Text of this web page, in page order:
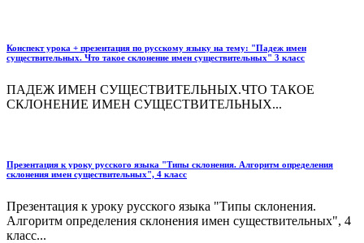
Конспект урока + презентация по русскому языку на тему: "Падеж имен
существительных. Что такое склонение имен существительных" 3 класс
ПАДЕЖ ИМЕН СУЩЕСТВИТЕЛЬНЫХ.ЧТО ТАКОЕ
СКЛОНЕНИЕ ИМЕН СУЩЕСТВИТЕЛЬНЫХ...
Презентация к уроку русского языка "Типы склонения. Алгоритм определения
склонения имен существительных", 4 класс
Презентация к уроку русского языка "Типы склонения.
Алгоритм определения склонения имен существительных", 4
класс...